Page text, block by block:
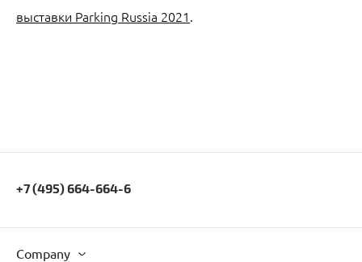
выставки Parking Russia 2021.
+7 (495) 664-664-6
Company